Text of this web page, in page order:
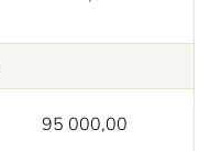
95 000,00